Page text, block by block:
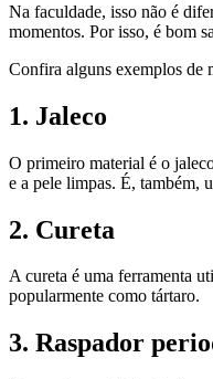
Na faculdade, isso não é
momentos. Por isso, é bom
Confira alguns exemplos de
1. Jaleco
O primeiro material é o
e a pele limpas. É, também,
2. Cureta
A cureta é uma ferramenta
popularmente como tártaro.
3. Raspador